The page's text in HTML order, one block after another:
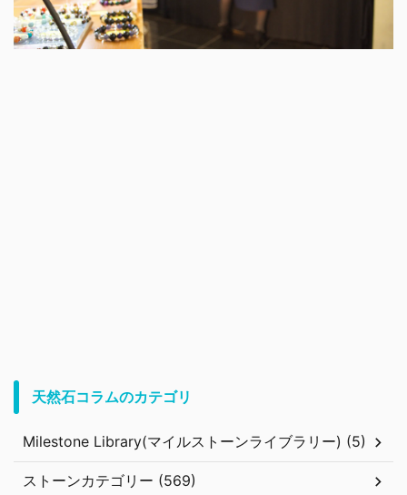
天然石コラムのカテゴリ
Milestone Library(マイルストーンライブラリー) (5)
ストーンカテゴリー (569)